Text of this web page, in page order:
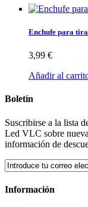
Enchufe para
3,99 €
Añadir al
Boletín
Suscribirse a la lista
Led VLC sobre
información de
Información